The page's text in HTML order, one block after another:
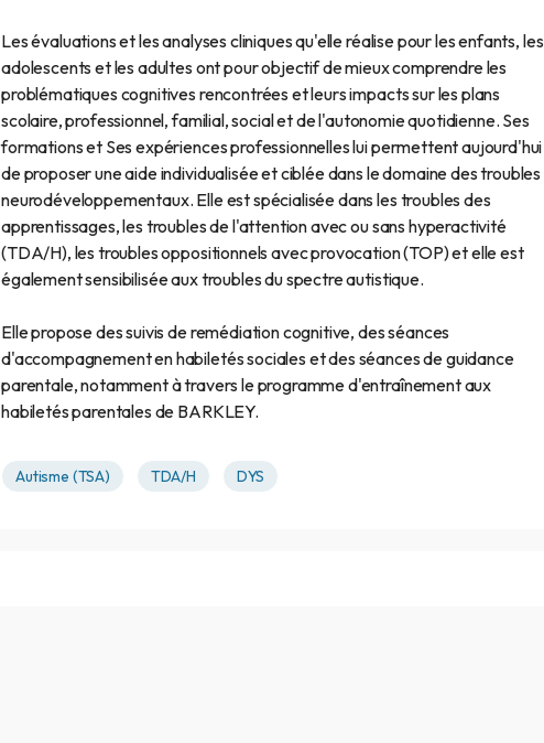
Les évaluations et les analyses cliniques qu'elle réalise pour les enfants, les
adolescents et les adultes ont pour objectif de mieux comprendre les
problématiques cognitives rencontrées et leurs impacts sur les plans
scolaire, professionnel, familial, social et de l'autonomie quotidienne. Ses
formations et Ses expériences professionnelles lui permettent aujourd'hui
de proposer une aide individualisée et ciblée dans le domaine des troubles
neurodéveloppementaux. Elle est spécialisée dans les troubles des
apprentissages, les troubles de l'attention avec ou sans hyperactivité
(TDA/H), les troubles oppositionnels avec provocation (TOP) et elle est
également sensibilisée aux troubles du spectre autistique.
Elle propose des suivis de remédiation cognitive, des séances
d'accompagnement en habiletés sociales et des séances de guidance
parentale, notamment à travers le programme d'entraînement aux
habiletés parentales de BARKLEY.
Autisme (TSA) TDA/H DYS